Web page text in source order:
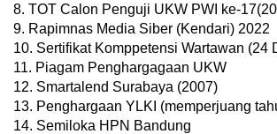
8. TOT Calon Penguji UKW PWI ke-
9. Rapimnas Media Siber (Kendari) 2022
10. Sertifikat Komppetensi Wartawan (24
11. Piagam Penghargagaan UKW
12. Smartalend Surabaya (2007)
13. Penghargaan YLKI (memperjuang
14. Semiloka HPN Bandung